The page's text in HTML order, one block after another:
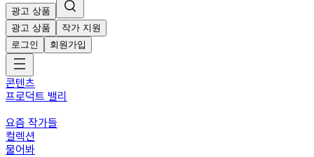
광고 상품
광고 상품
작가 지원
로그인
회원가입
콘텐츠
프로덕트 밸리
요즘 작가들
컬렉션
물어봐